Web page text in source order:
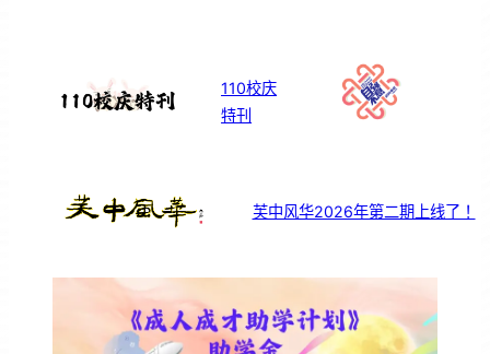
110校庆
特刊
芙中风华2026年第二期上线了！